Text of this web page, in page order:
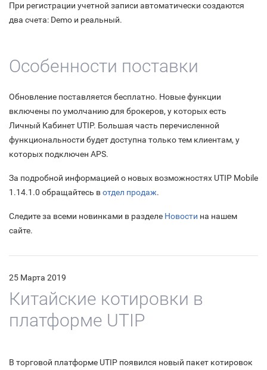
При регистрации учетной записи автоматически создаются
два счета: Demo и реальный.
Особенности поставки
Обновление поставляется бесплатно. Новые функции
включены по умолчанию для брокеров, у которых есть
Личный Кабинет UTIP. Большая часть перечисленной
функциональности будет доступна только тем клиентам, у
которых подключен APS.
За подробной информацией о новых возможностях UTIP Mobile
1.14.1.0 обращайтесь вотдел продаж.
Следите за всеми новинками в разделе Новости на нашем
сайте.
25 Марта 2019
Китайские котировки в
платформе UTIP
В торговой платформе UTIP появился новый пакет котировок